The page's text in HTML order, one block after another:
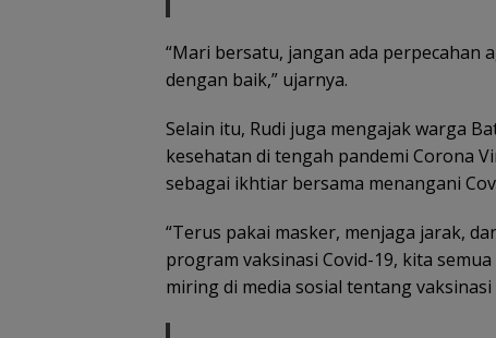
“Mari bersatu, jangan ada perpecahan
dengan baik,” ujarnya.
Selain itu, Rudi juga mengajak warga
kesehatan di tengah pandemi Corona
sebagai ikhtiar bersama menangani
“Terus pakai masker, menjaga jarak,
program vaksinasi Covid-19, kita
miring di media sosial tentang vaksinasi